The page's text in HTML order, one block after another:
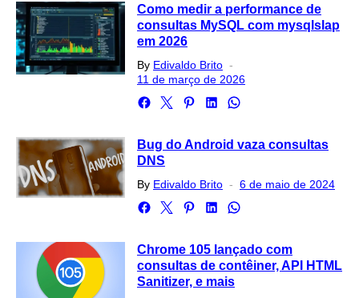
Como medir a performance de
consultas MySQL com mysqlslap
em 2026
By Edivaldo Brito
on
11 de março de 2026
Bug do Android vaza consultas
DNS
By Edivaldo Brito
Posted
6 de maio de 2024
Chrome 105 lançado com
consultas de contêiner, API HTML
Sanitizer, e mais